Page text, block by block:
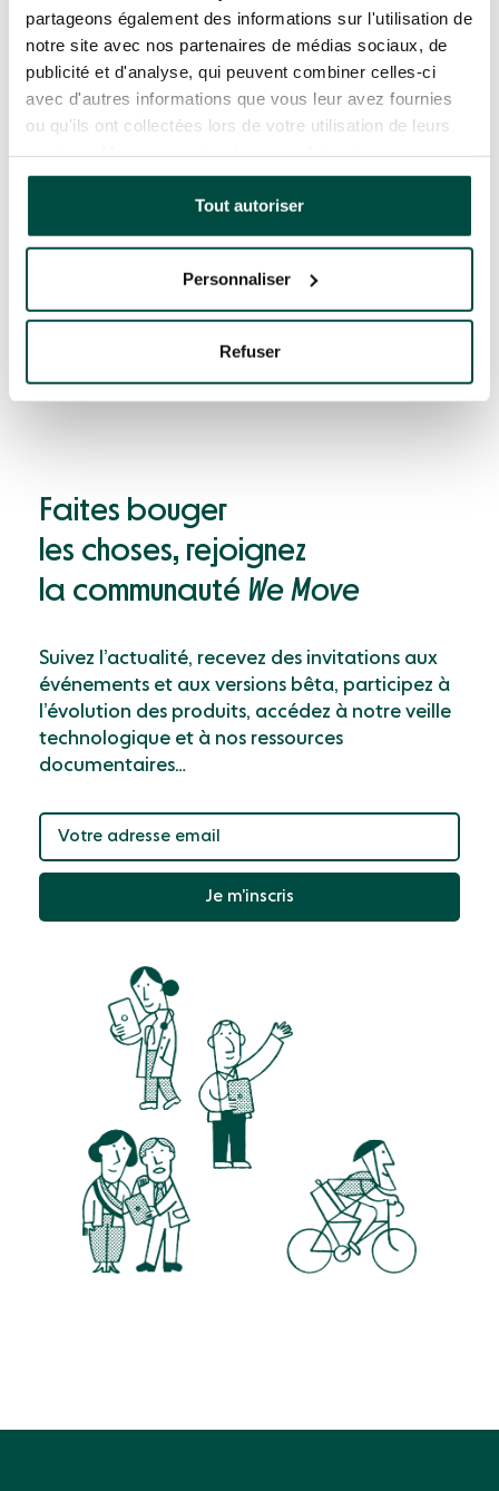
partageons également des informations sur l'utilisation de
notre site avec nos partenaires de médias sociaux, de
publicité et d'analyse, qui peuvent combiner celles-ci
avec d'autres informations que vous leur avez fournies
ou qu'ils ont collectées lors de votre utilisation de leurs
continuez à utiliser notre site Web.
Tout autoriser
Personnaliser
Refuser
Je découvre la suite idruide
Faites bouger
les choses, rejoignez
la communauté We Move
Suivez l’actualité, recevez des invitations aux
événements et aux versions bêta, participez à
l’évolution des produits, accédez à notre veille
technologique et à nos ressources
documentaires…
Je m’inscris